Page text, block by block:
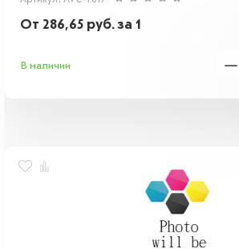
От 286,65 руб.за 1
В наличии